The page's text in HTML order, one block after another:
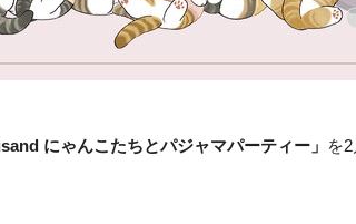
にゃんこたちとパジャマパーティー」 を